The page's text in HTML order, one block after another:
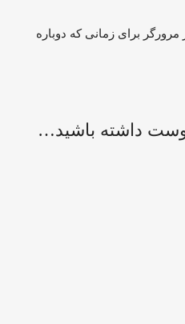
برای زمانی که دوباره
داشته باشید…